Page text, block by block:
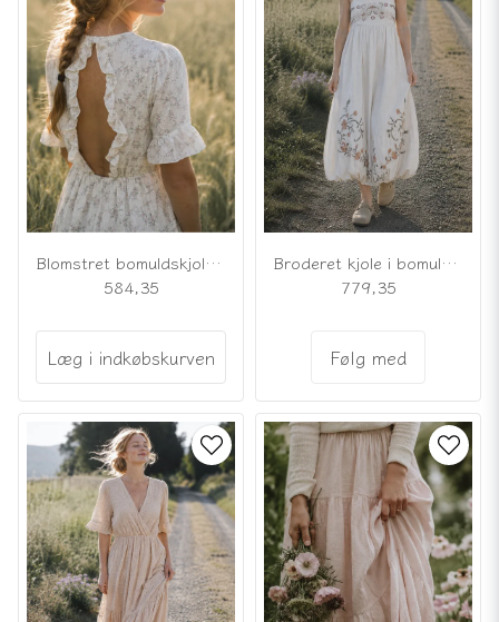
Blomstret bomuldskjole med åben ryg
584,35
Læg i indkøbskurven
Broderet kjole i bomuld og hør
779,35
Følg med